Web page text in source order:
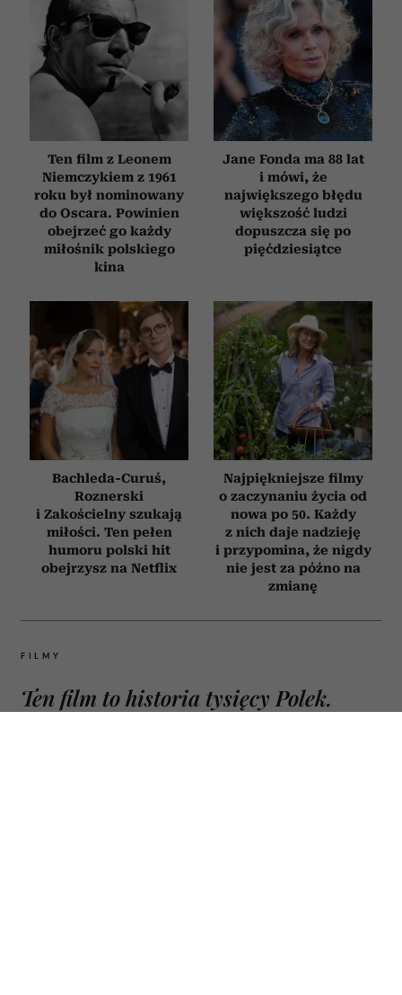
Ten film z Leonem
Niemczykiem z 1961
roku był nominowany
do Oscara. Powinien
obejrzeć go każdy
miłośnik polskiego
kina
Jane Fonda ma 88 lat
i mówi, że
największego błędu
większość ludzi
dopuszcza się po
pięćdziesiątce
Bachleda-Curuś,
Roznerski
i Zakościelny szukają
miłości. Ten pełen
humoru polski hit
obejrzysz na Netflix
Najpiękniejsze filmy
o zaczynaniu życia od
nowa po 50. Każdy
z nich daje nadzieję
i przypomina, że nigdy
nie jest za późno na
zmianę
FILMY
Ten film to historia tysięcy Polek.